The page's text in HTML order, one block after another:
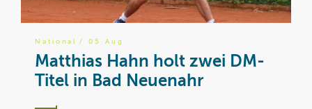
National / 05 Aug
Matthias Hahn holt zwei DM-
Titel in Bad Neuenahr